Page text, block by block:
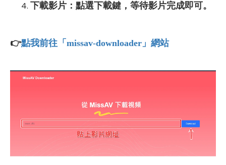
下載影片：點選下載鍵，等待影片完成即可。
👉點我前往「missav-downloader」網站